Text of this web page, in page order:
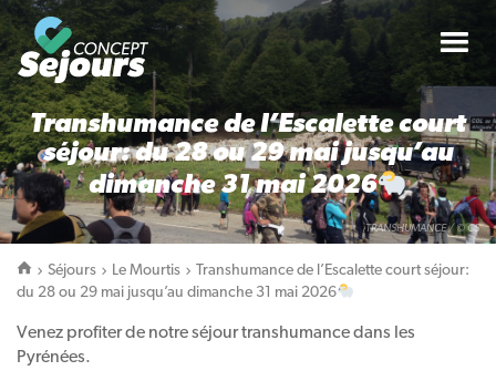
Transhumance de l’Escalette court
séjour: du 28 ou 29 mai jusqu’au
dimanche 31 mai 2026
TRANSHUMANCE / © CS
Séjours Le Mourtis
Transhumance de l’Escalette court séjour:
du 28 ou 29 mai jusqu’au dimanche 31 mai 2026
Venez profiter de notre séjour transhumance dans les
Pyrénées.